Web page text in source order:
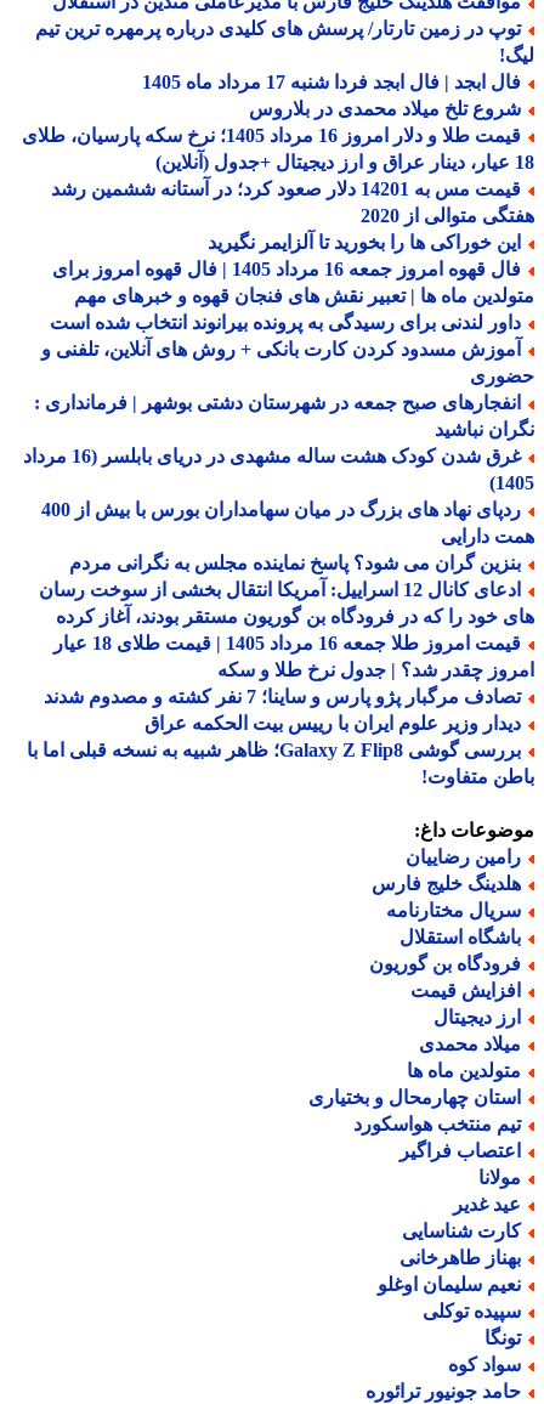
در زمین تارتار/ پرسش های کلیدی درباره پرمهره ترین تیم
ابجد | فال ابجد فردا شنبه 17 مرداد ماه 1405
تلخ میلاد محمدی در بلاروس
قیمت طلا و دلار امروز 16 مرداد 1405؛ نرخ سکه پارسیان، طلای
قیمت مس به 14201 دلار صعود کرد؛ در آستانه ششمین رشد
متوالی از 2020
خوراکی ها را بخورید تا آلزایمر نگیرید
فال قهوه امروز جمعه 16 مرداد 1405 | فال قهوه امروز برای
ماه ها | تعبیر نقش های فنجان قهوه و خبرهای مهم
لندنی برای رسیدگی به پرونده بیرانوند انتخاب شده است
مسدود کردن کارت بانکی + روش های آنلاین، تلفنی و
صبح جمعه در شهرستان دشتی بوشهر | فرمانداری :
نباشید
غرق شدن کودک هشت ساله مشهدی در دریای بابلسر (16 مرداد
ردپای نهاد های بزرگ در میان سهامداران بورس با بیش از 400
دارایی
گران می شود؟ پاسخ نماینده مجلس به نگرانی مردم
ادعای کانال 12 اسراییل: آمریکا انتقال بخشی از سوخت رسان
خود را که در فرودگاه بن گوریون مستقر بودند، آغاز کرده
قیمت امروز طلا جمعه 16 مرداد 1405 | قیمت طلای 18 عیار
چقدر شد؟ | جدول نرخ طلا و سکه
مرگبار پژو پارس و ساینا؛ 7 نفر کشته و مصدوم شدند
وزیر علوم ایران با رییس بیت الحکمه عراق
بررسی گوشی Galaxy Z Flip8؛ ظاهر شبیه به نسخه قبلی اما با
متفاوت!
داغ:
رضاییان
خلیج فارس
مختارنامه
استقلال
بن گوریون
قیمت
دیجیتال
محمدی
ماه ها
چهارمحال و بختیاری
منتخب هواسکورد
فراگیر
غدیر
شناسایی
طاهرخانی
سلیمان اوغلو
توکلی
کوه
جونیور ترائوره